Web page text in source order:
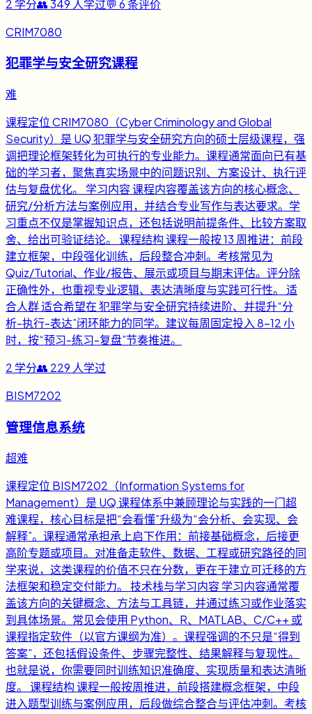
2 学分👥349 人学过💬 6条评价
CRIM7080
犯罪学与安全研究课程
难
课程定位 CRIM7080（Cyber Criminology and Global
Security）是 UQ 犯罪学与安全研究方向的硕士层级课程，强
调把理论框架转化为可执行的专业能力。课程通常面向已有基
础的学习者，聚焦真实场景中的问题识别、方案设计、执行评
估与复盘优化。 学习内容 课程内容覆盖该方向的核心概念、
研究/分析方法与案例应用，并结合专业写作与表达要求。学
习重点不仅是掌握知识点，还包括说明前提条件、比较方案取
舍、给出可验证结论。 课程结构 课程一般按 13 周推进：前段
建立框架，中段强化训练，后段整合冲刺。考核常见为
Quiz/Tutorial、作业/报告、展示或项目与期末评估。评分除
正确性外，也重视专业逻辑、表达清晰度与实践可行性。 适
合人群 适合希望在 犯罪学与安全研究持续进阶、并提升“分
析-执行-表达”闭环能力的同学。建议每周固定投入 8-12 小
时，按“预习-练习-复盘”节奏推进。
2 学分👥 229 人学过
BISM7202
管理信息系统
超难
课程定位 BISM7202（Information Systems for
Management）是 UQ 课程体系中兼顾理论与实践的一门超
难课程，核心目标是把“会看懂”升级为“会分析、会实现、会
解释”。课程通常承担承上启下作用：前接基础概念，后接更
高阶专题或项目。对准备走软件、数据、工程或研究路径的同
学来说，这类课程的价值不只在分数，更在于建立可迁移的方
法框架和稳定交付能力。 技术栈与学习内容 学习内容通常覆
盖该方向的关键概念、方法与工具链，并通过练习或作业落实
到具体场景。常见会使用 Python、R、MATLAB、C/C++ 或
课程指定软件（以官方课纲为准）。课程强调的不只是“得到
答案”，还包括假设条件、步骤完整性、结果解释与复现性。
也就是说，你需要同时训练知识准确度、实现质量和表达清晰
度。 课程结构 课程一般按周推进，前段搭建概念框架，中段
进入题型训练与案例应用，后段做综合整合与评估冲刺。考核